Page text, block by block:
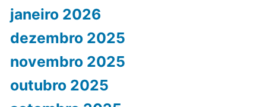
janeiro 2026
dezembro 2025
novembro 2025
outubro 2025